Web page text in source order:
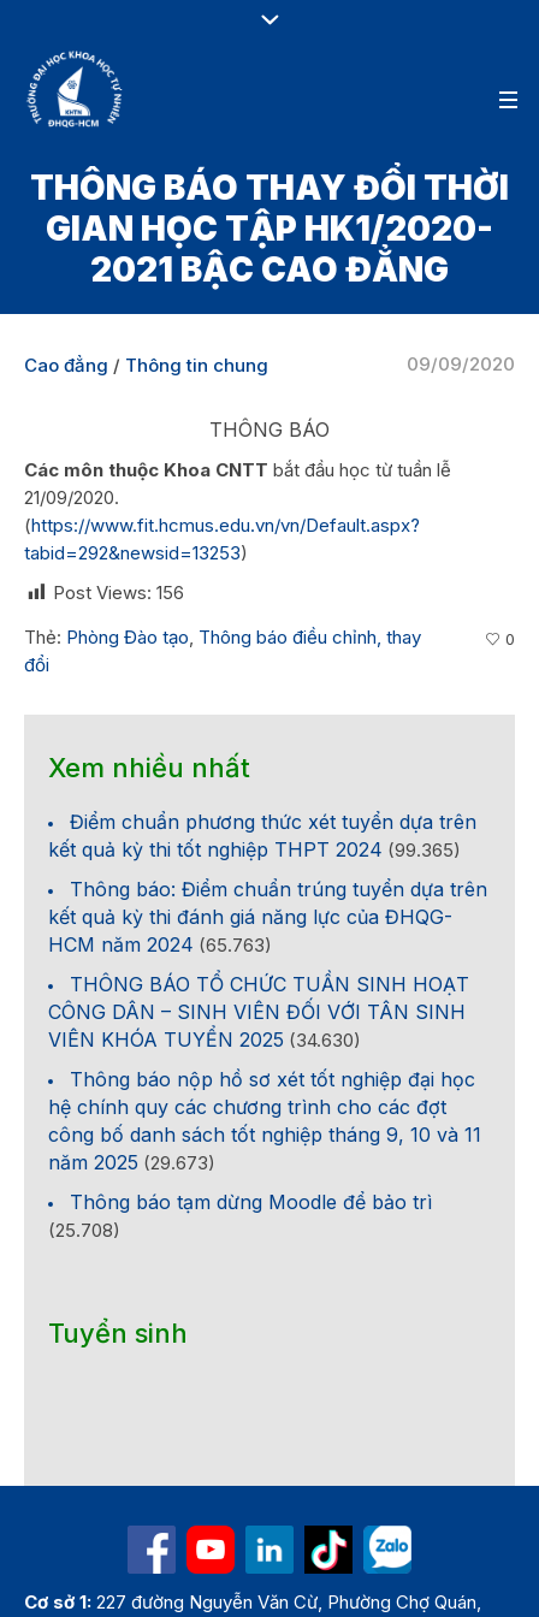
THÔNG BÁO THAY ĐỔI THỜI
GIAN HỌC TẬP HK1/2020-
2021 BẬC CAO ĐẲNG
09/09/2020
Cao đẳng / Thông tin chung
THÔNG BÁO
Các môn thuộc Khoa CNTT bắt đầu học từ tuần lễ
21/09/2020.
(https://www.fit.hcmus.edu.vn/vn/Default.aspx?
tabid=292&newsid=13253)
Post Views: 156
Thẻ: Phòng Đào tạo, Thông báo điều chỉnh, thay
đổi
0
Xem nhiều nhất
Điểm chuẩn phương thức xét tuyển dựa trên
kết quả kỳ thi tốt nghiệp THPT 2024 (99.365)
Thông báo: Điểm chuẩn trúng tuyển dựa trên
kết quả kỳ thi đánh giá năng lực của ĐHQG-
HCM năm 2024 (65.763)
THÔNG BÁO TỔ CHỨC TUẦN SINH HOẠT
CÔNG DÂN – SINH VIÊN ĐỐI VỚI TÂN SINH
VIÊN KHÓA TUYỂN 2025 (34.630)
Thông báo nộp hồ sơ xét tốt nghiệp đại học
hệ chính quy các chương trình cho các đợt
công bố danh sách tốt nghiệp tháng 9, 10 và 11
năm 2025 (29.673)
Thông báo tạm dừng Moodle để bảo trì
(25.708)
Tuyển sinh
Cơ sở 1: 227 đường Nguyễn Văn Cừ, Phường Chợ Quán,